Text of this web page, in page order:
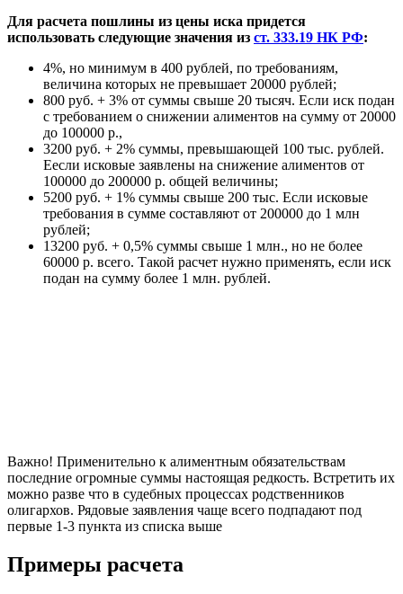
Для расчета пошлины из цены иска придется
использовать следующие значения из ст. 333.19 НК РФ:
4%, но минимум в 400 рублей, по требованиям,
величина которых не превышает 20000 рублей;
800 руб. + 3% от суммы свыше 20 тысяч. Если иск подан
с требованием о снижении алиментов на сумму от 20000
до 100000 р.,
3200 руб. + 2% суммы, превышающей 100 тыс. рублей.
Еесли исковые заявлены на снижение алиментов от
100000 до 200000 р. общей величины;
5200 руб. + 1% суммы свыше 200 тыс. Если исковые
требования в сумме составляют от 200000 до 1 млн
рублей;
13200 руб. + 0,5% суммы свыше 1 млн., но не более
60000 р. всего. Такой расчет нужно применять, если иск
подан на сумму более 1 млн. рублей.
Важно! Применительно к алиментным обязательствам
последние огромные суммы настоящая редкость. Встретить их
можно разве что в судебных процессах родственников
олигархов. Рядовые заявления чаще всего подпадают под
первые 1-3 пункта из списка выше
Примеры расчета